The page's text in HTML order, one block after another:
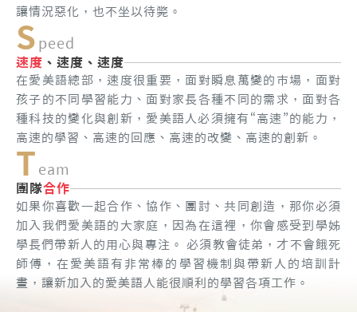
讓情況惡化，也不坐以待斃。
S peed
速度 、速度、速度
在愛美語總部，速度很重要，面對瞬息萬變的市場，面對
孩子的不同學習能力、面對家長各種不同的需求，面對各
種科技的變化與創新，愛美語人必須擁有“高速”的能力，
高速的學習、高速的回應、高速的改變、高速的創新。
T eam
團隊合作
如果你喜歡一起合作、協作、團討、共同創造，那你必須
加入我們愛美語的大家庭，因為在這裡，你會感受到學姊
學長們帶新人的用心與專注。 必須教會徒弟，才不會餓死
師傅，在愛美語有非常棒的學習機制與帶新人的培訓計
畫，讓新加入的愛美語人能很順利的學習各項工作。